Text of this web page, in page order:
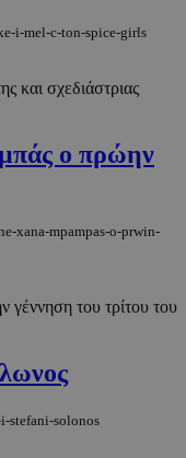
i-mel-c-ton-spice-girls
και σχεδιάστριας
ο πρώην
xana-mpampas-o-prwin-
γέννηση του τρίτου του
stefani-solonos